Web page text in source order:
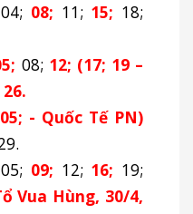
04; 08; 11; 15; 18;
08; 12; (17; 19 –
26.
05; - Quốc Tế PN)
05; 09; 12; 16; 19;
Vua Hùng, 30/4,